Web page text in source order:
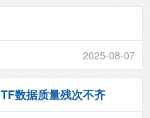
2025-08-07
数据质量残次不齐